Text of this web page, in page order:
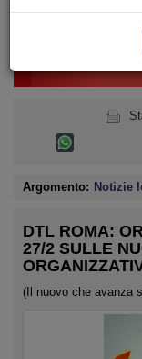
Toggle
Argomento: Notizie
DTL ROMA:
27/2 SULLE
(Il nuovo che avanza